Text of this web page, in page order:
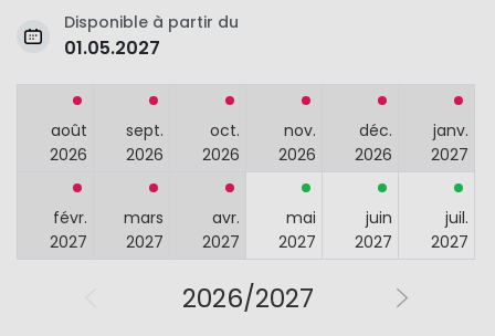
Disponible à partir du
01.05.2027
août
2026
sept.
2026
oct.
2026
nov.
2026
déc.
2026
janv.
2027
févr.
2027
mars
2027
avr.
2027
mai
2027
juin
2027
juil.
2027
2026/2027